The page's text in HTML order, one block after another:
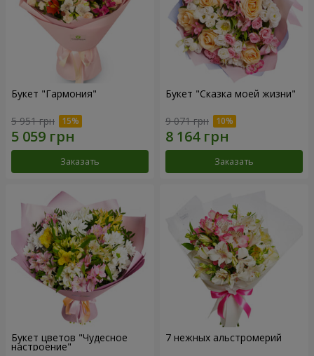
Букет "Гармония"
5 951 грн
Заказать
Букет "Сказка моей жизни"
9 071 грн
Заказать
Букет цветов "Чудесное
настроение"
7 нежных альстромерий